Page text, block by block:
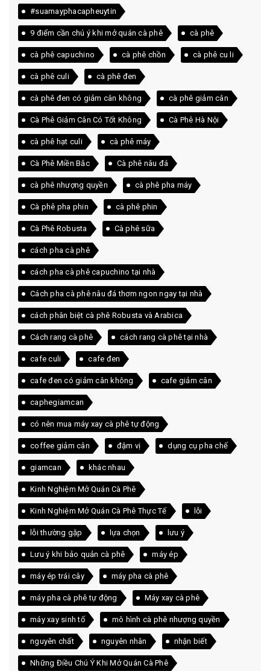
#suamayphacapheuytin
9 điểm cần chú ý khi mở quán cà phê cà phê
cà phê capuchino cà phê chồn cà phê cu li
cà phê culi cà phê đen
cà phê đen có giảm cân không cà phê giảm cân
Cà Phê Giảm Cân Có Tốt Không Cà Phê Hà Nội
cà phê hạt culi cà phê máy
Cà Phê Miền Bắc Cà phê nâu đá
cà phê nhượng quyền cà phê pha máy
Cà phê pha phin cà phê phin
Cà Phê Robusta Cà phê sữa
cách pha cà phê
cách pha cà phê capuchino tại nhà
Cách pha cà phê nâu đá thơm ngon ngay tại nhà
cách phân biệt cà phê Robusta và Arabica
Cách rang cà phê cách rang cà phê tại nhà
cafe culi cafe đen
cafe đen có giảm cân không cafe giảm cân
caphegiamcan
có nên mua máy xay cà phê tự động
coffee giảm cân đậm vị dụng cụ pha chế
giamcan khác nhau
Kinh Nghiệm Mở Quán Cà Phê
Kinh Nghiệm Mở Quán Cà Phê Thực Tế lỗi
lỗi thường gặp lựa chọn lưu ý
Lưu ý khi bảo quản cà phê máy ép
máy ép trái cây máy pha cà phê
máy pha cà phê tự động Máy xay cà phê
máy xay sinh tố mô hình cà phê nhượng quyền
nguyên chất nguyên nhân nhận biết
Những Điều Chú Ý Khi Mở Quán Cà Phê